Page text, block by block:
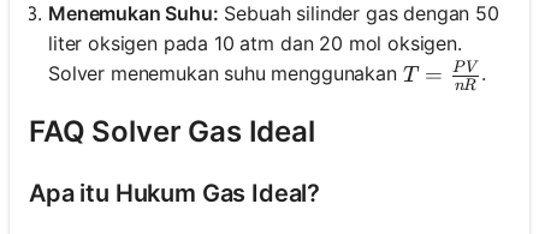
Menemukan Suhu: Sebuah silinder gas dengan 50
liter oksigen pada 10 atm dan 20 mol oksigen.
Solver menemukan suhu menggunakan T =
T = nR
PV .
FAQ Solver Gas Ideal
Apa itu Hukum Gas Ideal?